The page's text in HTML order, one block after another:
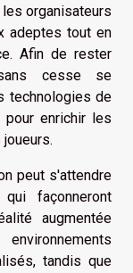
organisateurs
adeptes tout en
Afin de rester
cesse se
technologies de
enrichir les
peut s'attendre
façonneront
augmentée
tandis que